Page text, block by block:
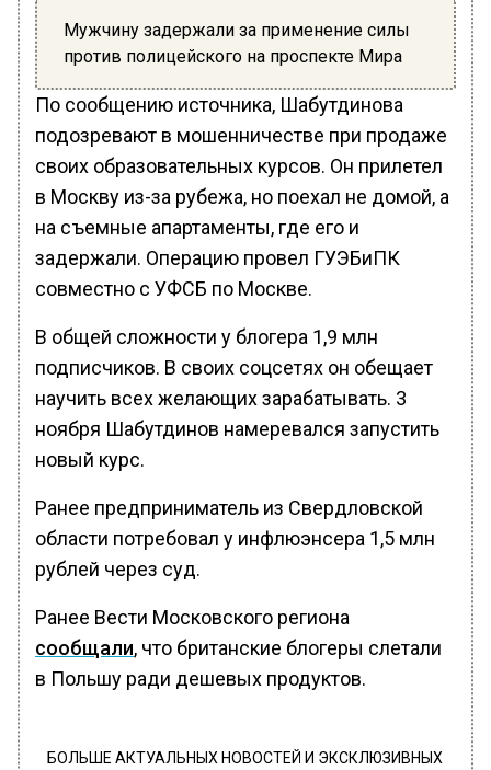
Мужчину задержали за применение силы
против полицейского на проспекте Мира
По сообщению источника, Шабутдинова
подозревают в мошенничестве при продаже
своих образовательных курсов. Он прилетел
в Москву из-за рубежа, но поехал не домой, а
на съемные апартаменты, где его и
задержали. Операцию провел ГУЭБиПК
совместно с УФСБ по Москве.
В общей сложности у блогера 1,9 млн
подписчиков. В своих соцсетях он обещает
научить всех желающих зарабатывать. 3
ноября Шабутдинов намеревался запустить
новый курс.
Ранее предприниматель из Свердловской
области потребовал у инфлюэнсера 1,5 млн
рублей через суд.
Ранее Вести Московского региона
сообщали, что британские блогеры слетали
в Польшу ради дешевых продуктов.
БОЛЬШЕ АКТУАЛЬНЫХ НОВОСТЕЙ И ЭКСКЛЮЗИВНЫХ